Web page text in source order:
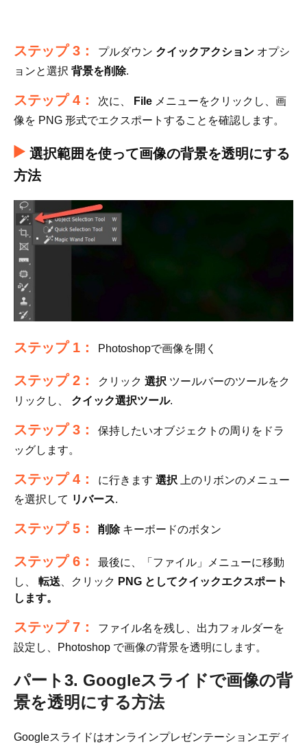
ステップ 3： プルダウン クイックアクション オプシ
ョンと選択 背景を削除.
ステップ 4： 次に、 File メニューをクリックし、画
像を PNG 形式でエクスポートすることを確認します。
選択範囲を使って画像の背景を透明にする
方法
ステップ 1： Photoshopで画像を開く
ステップ 2： クリック 選択 ツールバーのツールをク
リックし、 クイック選択ツール.
ステップ 3：
保持したいオブジェクトの周りをドラ
ッグします。
ステップ 4： に行きます 選択 上のリボンのメニュー
を選択して リバース.
ステップ 5： 削除キーボードのボタン
ステップ 6：
最後に、「ファイル」メニューに移動
し、 転送 、クリック PNG としてクイックエクスポート
します。
ステップ 7：
ファイル名を残し、出力フォルダーを
設定し、Photoshop で画像の背景を透明にします。
パート3. Googleスライドで画像の背
景を透明にする方法
Googleスライドはオンラインプレゼンテーションエディ